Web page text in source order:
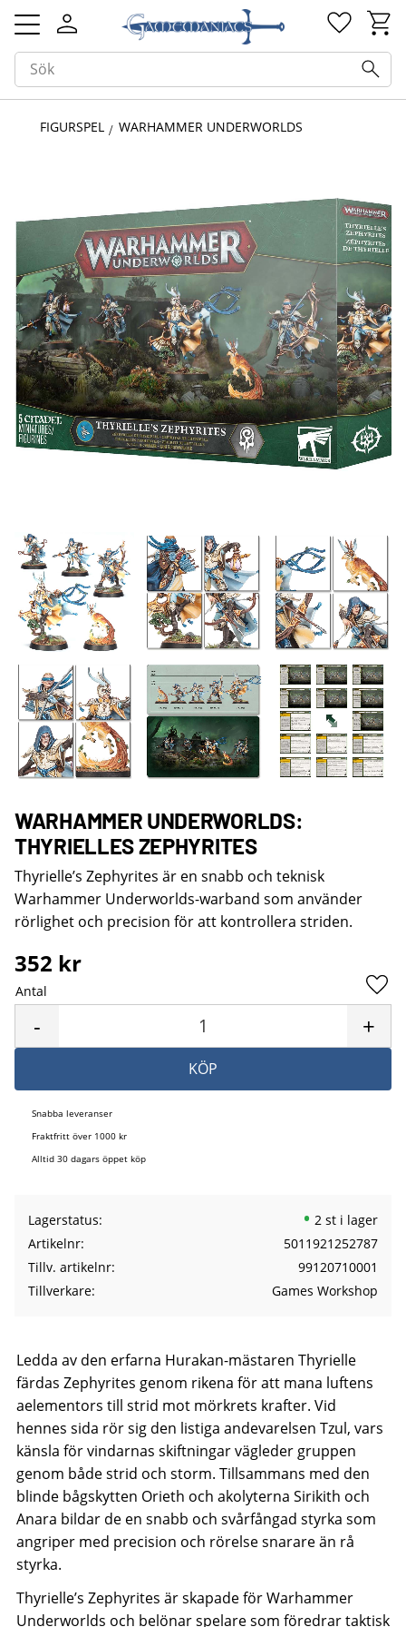
Meny
FIGURSPEL WARHAMMER UNDERWORLDS
WARHAMMER UNDERWORLDS:
THYRIELLES ZEPHYRITES
Thyrielle’s Zephyrites är en snabb och teknisk
Warhammer Underworlds-warband som använder
rörlighet och precision för att kontrollera striden.
352 kr
Antal
+
-
KÖP
Snabba leveranser
Fraktfritt över 1000 kr
Alltid 30 dagars öppet köp
Lagerstatus
2 st i lager
Artikelnr
5011921252787
Tillv. artikelnr
99120710001
Tillverkare
Games Workshop
Ledda av den erfarna Hurakan-mästaren Thyrielle
färdas Zephyrites genom rikena för att mana luftens
aelementors till strid mot mörkrets krafter. Vid
hennes sida rör sig den listiga andevarelsen Tzul, vars
känsla för vindarnas skiftningar vägleder gruppen
genom både strid och storm. Tillsammans med den
blinde bågskytten Orieth och akolyterna Sirikith och
Anara bildar de en snabb och svårfångad styrka som
angriper med precision och rörelse snarare än rå
styrka.
Thyrielle’s Zephyrites är skapade förWarhammer
Underworlds och belönar spelare som föredrar taktisk